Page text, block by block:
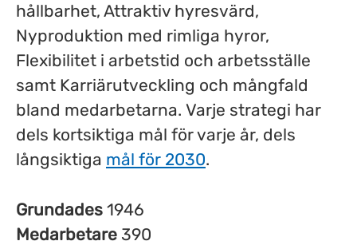
hållbarhet, Attraktiv hyresvärd,
Nyproduktion med rimliga hyror,
Flexibilitet i arbetstid och arbetsställe
samt Karriärutveckling och mångfald
bland medarbetarna. Varje strategi har
dels kortsiktiga mål för varje år, dels
långsiktiga mål för 2030.
Grundades 1946
Medarbetare 390